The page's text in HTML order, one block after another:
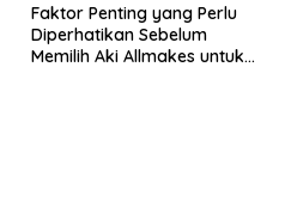
Faktor Penting yang Perlu
Diperhatikan Sebelum
Memilih Aki Allmakes untuk